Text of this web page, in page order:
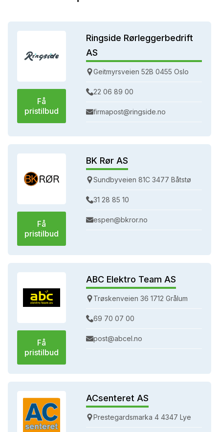
Få
pristilbud
Ringside Rørleggerbedrift
AS
Geitmyrsveien 52B 0455 Oslo
22 06 89 00
firmapost@ringside.no
Få
pristilbud
BK Rør AS
Sundbyveien 81C 3477 Båtstø
31 28 85 10
espen@bkror.no
Få
pristilbud
ABC Elektro Team AS
Trøskenveien 36 1712 Grålum
69 70 07 00
post@abcel.no
ACsenteret AS
Prestegardsmarka 4 4347 Lye